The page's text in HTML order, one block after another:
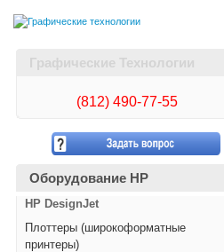
Графические Технологии
(812) 490-77-55
Оборудование HP
HP DesignJet
Плоттеры (широкоформатные
принтеры)